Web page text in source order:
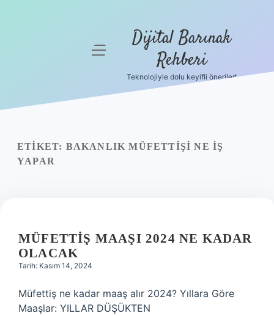
Yasal Uyarı
menüyü
Dijital Barınak
Rehberi
Teknolojiyle dolu keyifli öneriler!
ETIKET: BAKANLIK MÜFETTIŞI NE IŞ
YAPAR
MÜFETTIŞ MAAŞI 2024 NE KADAR
OLACAK
Tarih: Kasım 14, 2024
Müfettiş ne kadar maaş alır 2024? Yıllara Göre
Maaşlar: YILLAR DÜŞÜKTEN